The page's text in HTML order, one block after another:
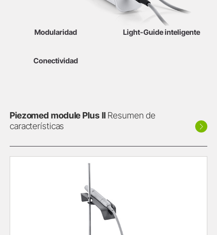
Modularidad Light-Guide inteligente
Conectividad
Piezomed module Plus IIResumen de
características